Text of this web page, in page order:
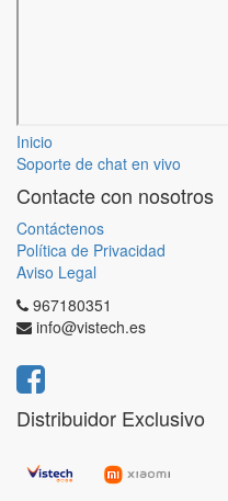
Inicio
Soporte de chat en vivo
Contacte con nosotros
Contáctenos
Política de Privacidad
Aviso Legal
967180351
info@vistech.es
Distribuidor Exclusivo